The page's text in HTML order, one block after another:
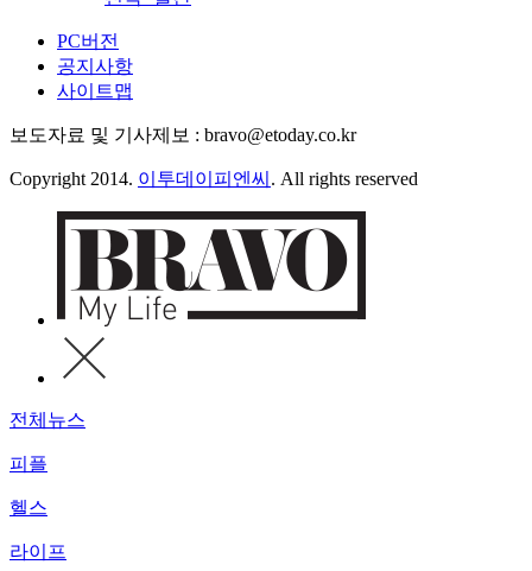
PC버전
공지사항
사이트맵
보도자료 및 기사제보 : bravo@etoday.co.kr
Copyright 2014. 이투데이피엔씨 . All rights reserved
전체뉴스
피플
헬스
라이프